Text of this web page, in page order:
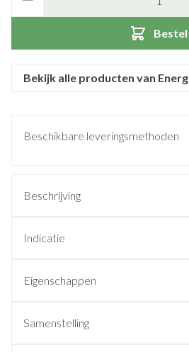
Bestel
Bekijk alle producten van
Beschikbare leveringsmethoden
Beschrijving
Indicatie
Eigenschappen
Samenstelling